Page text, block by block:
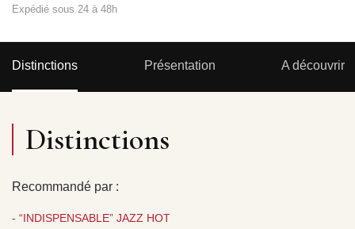
Expédié sous 24 à 48h
Distinctions Présentation A découvrir
Distinctions
Recommandé par :
- “INDISPENSABLE” JAZZ HOT